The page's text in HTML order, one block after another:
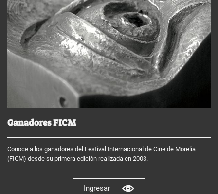
Ganadores FICM
Conoce a los ganadores del Festival Internacional de Cine de Morelia
(FICM) desde su primera edición realizada en 2003.
Ingresar